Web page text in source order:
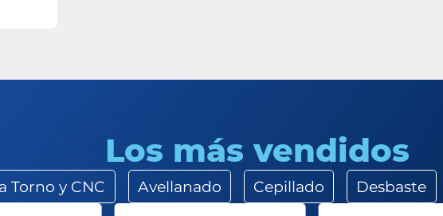
Los más vendidos
Torno y CNC Avellanado Cepillado Desbaste